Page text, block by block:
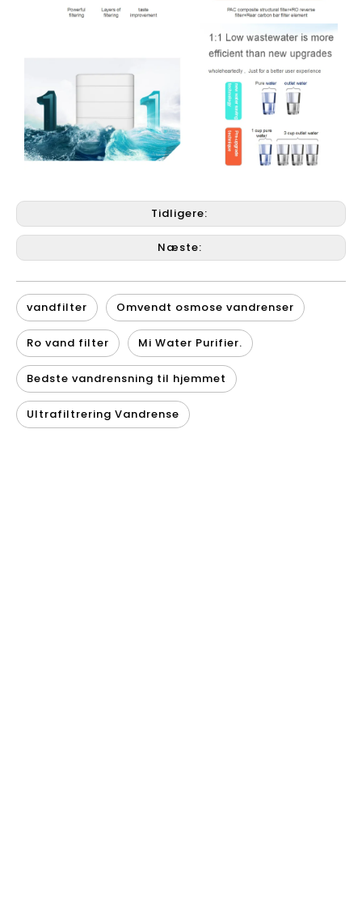
Tidligere:
Næste:
vandfilter Omvendt osmose vandrenser
Ro vand filter Mi Water Purifier.
Bedste vandrensning til hjemmet
Ultrafiltrering Vandrense